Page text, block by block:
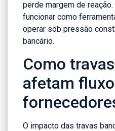
perde margem de
funcionar como
operar sob pressão
bancário.
Como
afetam
O impacto das travas